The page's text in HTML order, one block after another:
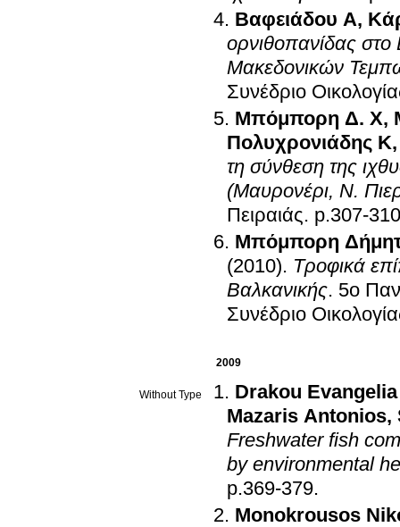
Βαφειάδου Α,
ορνιθοπανίδας
Μακεδονικών
Συνέδριο
Μπόμπορη Δ. Χ,
Πολυχρονιάδης Κ
τη σύνθεση της
(Μαυρονέρι, Ν.
Πειραιάς. p.307-310
Μπόμπορη
(2010). Τροφικά
Βαλκανικής. 5ο
Συνέδριο
2009
Without Type
Drakou
Mazaris Antonios,
Freshwater fish
by environmental
p.369-379.
Monokrousos